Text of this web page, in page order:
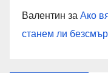
Валентин за Ако
станем ли